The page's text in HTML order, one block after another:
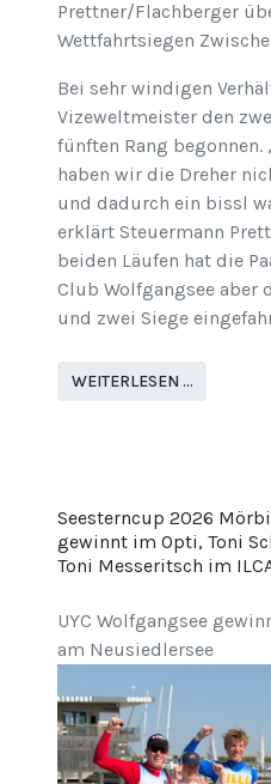
Prettner/Flachberger
Wettfahrtsiegen
Bei sehr windigen
Vizeweltmeister den
fünften Rang begonnen.
haben wir die Dreher
und dadurch ein bissl
erklärt Steuermann
beiden Läufen hat die
Club Wolfgangsee aber
und zwei Siege
WEITERLESEN …
Seesterncup 2026
gewinnt im Opti, Toni
Toni Messeritsch im
UYC Wolfgangsee
am Neusiedlersee